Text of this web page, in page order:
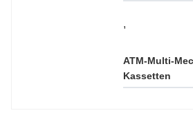
,
ATM-Multi-
Kassetten